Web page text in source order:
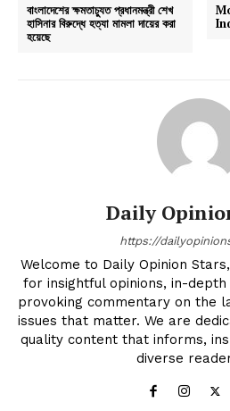
বাংলাদেশের ক্ষমতাচ্যুত প্রধানমন্ত্রী শেখ
হাসিনার বিরুদ্ধে হত্যা মামলা দায়ের করা
হয়েছে
Daily
https://
Welcome to Daily Opinion
for insightful opinions, in-
provoking commentary on the
issues that matter. We are
quality content that informs,
diverse